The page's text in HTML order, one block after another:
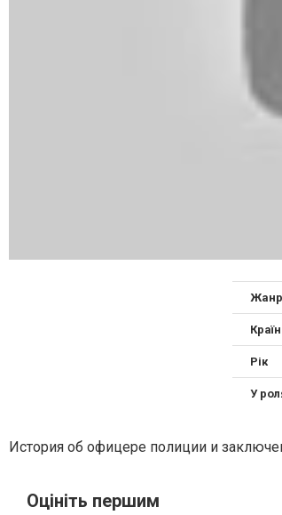
Жанр
Рік
У
История об офицере полиции и
Оцініть першим